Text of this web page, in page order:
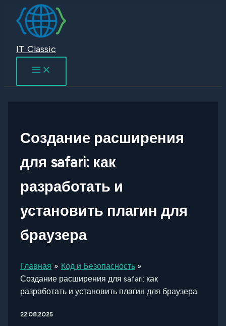
Перейти
содержимому
IT Classic
Создание расширения
для safari: как
разработать и
установить плагин для
браузера
Главная
Код и Безопасность
Создание расширения для safari: как
разработать и установить плагин для браузера
22.08.2025